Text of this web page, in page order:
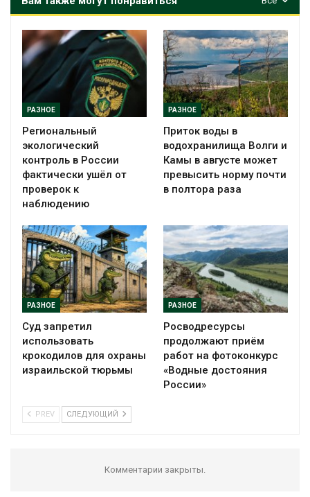
РАЗНОЕ
Региональный
экологический
контроль в России
фактически ушёл от
проверок к
наблюдению
РАЗНОЕ
Приток воды в
водохранилища Волги и
Камы в августе может
превысить норму почти
в полтора раза
РАЗНОЕ
Суд запретил
использовать
крокодилов для охраны
израильской тюрьмы
РАЗНОЕ
Росводресурсы
продолжают приём
работ на фотоконкурс
«Водные достояния
России»
PREV СЛЕДУЮЩИЙ
Комментарии закрыты.